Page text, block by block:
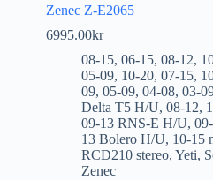
Zenec Z-E2065
6995.00kr
08-15, 06-15, 08-12,
05-09, 10-20, 07-15,
09, 05-09, 04-08, 03-
Delta T5 H/U, 08-12,
09-13 RNS-E H/U,
13 Bolero H/U, 10-15
RCD210 stereo, Yeti,
Zenec